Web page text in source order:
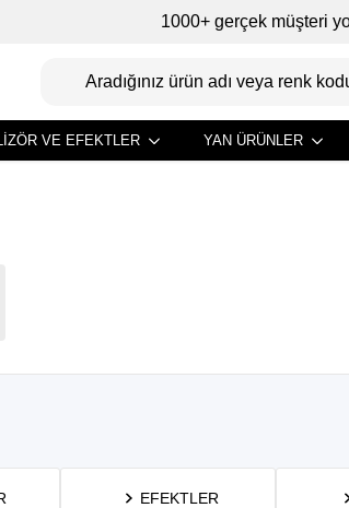
1000+ gerçek müşteri
VE EFEKTLER YAN ÜRÜNLER
EFEKTLER